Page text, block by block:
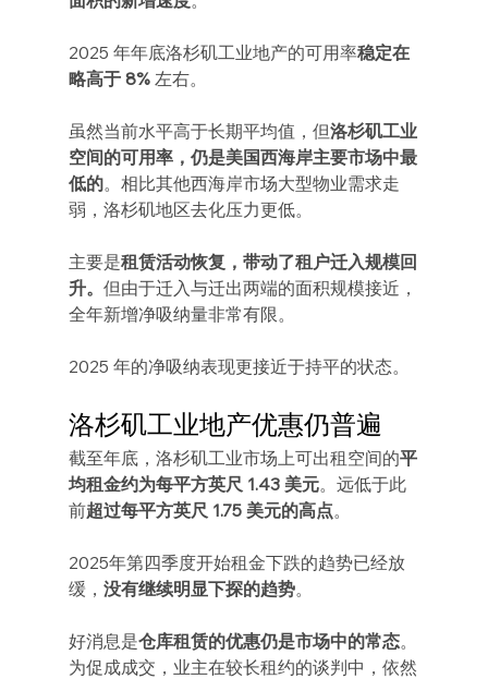
2025 年年底洛杉矶工业地产的可用率稳定在
略高于 8% 左右。
虽然当前水平高于长期平均值，但洛杉矶工业
空间的可用率，仍是美国西海岸主要市场中最
低的。相比其他西海岸市场大型物业需求走
弱，洛杉矶地区去化压力更低。
主要是租赁活动恢复，带动了租户迁入规模回
升。 但由于迁入与迁出两端的面积规模接近，
全年新增净吸纳量非常有限。
2025 年的净吸纳表现更接近于持平的状态。
洛杉矶工业地产优惠仍普遍
截至年底，洛杉矶工业市场上可出租空间的平
均租金约为每平方英尺 1.43 美元。远低于此
前超过每平方英尺 1.75 美元的高点。
2025年第四季度开始租金下跌的趋势已经放
缓， 没有继续明显下探的趋势。
好消息是仓库租赁的优惠仍是市场中的常态。
为促成成交，业主在较长租约的谈判中，依然